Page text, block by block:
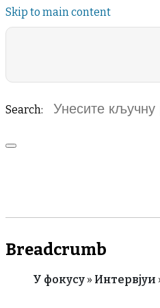
Skip to main content
Header Category
Search
Breadcrumb
У фокусу Интервјуи